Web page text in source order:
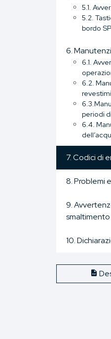
5.1.
5.2.
bordo
6.
6.1.
6.2.
periodi
6.4.
7. Codici di
8. Problemi
9.
smaltimento
10.